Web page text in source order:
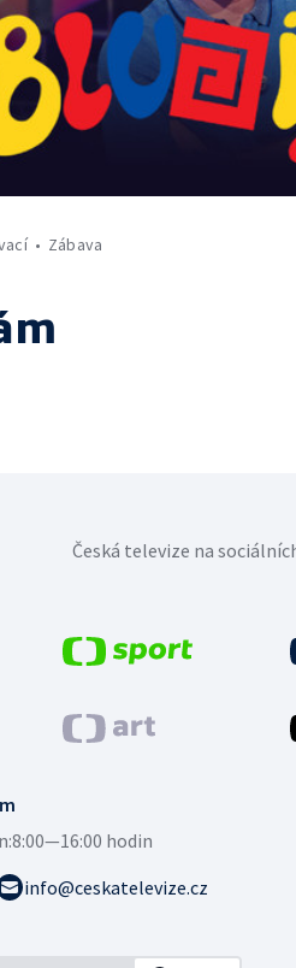
Zábava
8:00—16:00 hodin
info@ceskatelevize.cz
Česká televize na